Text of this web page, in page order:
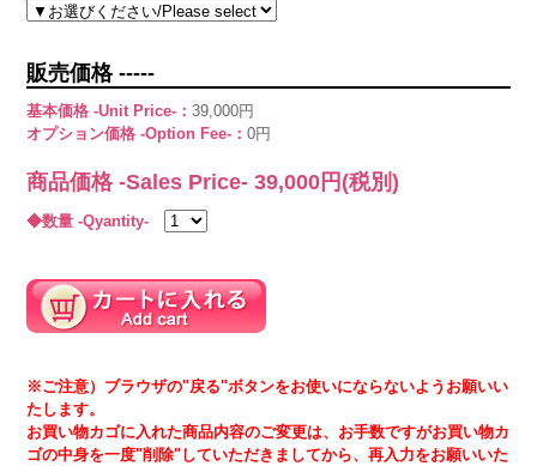
販売価格 -----
基本価格 -Unit Price-：39,000円
オプション価格 -Option Fee-：0円
商品価格 -Sales Price-39,000 円(税別)
◆数量 -Qyantity-
※ご注意）ブラウザの"戻る"ボタンをお使いにならないようお願いい
たします。
お買い物カゴに入れた商品内容のご変更は、お手数ですがお買い物カ
ゴの中身を一度"削除"していただきましてから、再入力をお願いいた